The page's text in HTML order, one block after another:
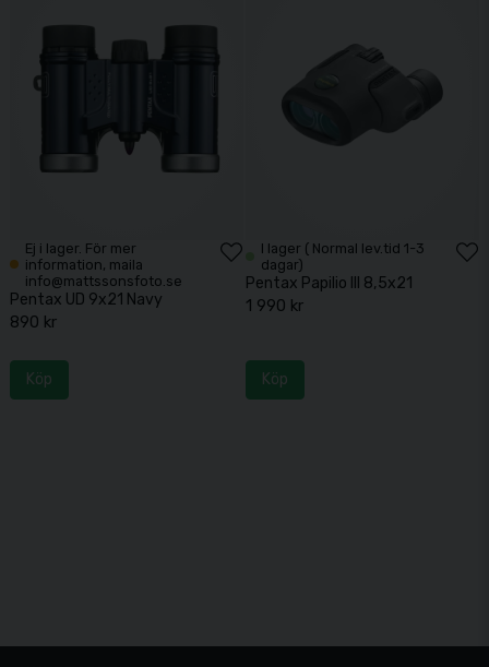
Ej i lager. För mer
information, maila
info@mattssonsfoto.se
Pentax UD 9x21 Navy
890 kr
Köp
I lager ( Normal lev.tid 1-3
dagar)
Pentax Papilio III 8,5x21
1 990 kr
Köp